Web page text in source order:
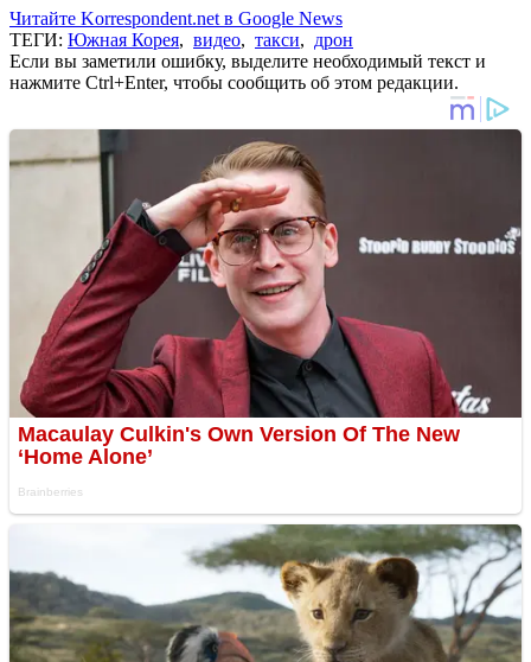
Читайте Korrespondent.net в Google News
ТЕГИ: Южная Корея, видео, такси, дрон
Если вы заметили ошибку, выделите необходимый текст и
нажмите Ctrl+Enter, чтобы сообщить об этом редакции.